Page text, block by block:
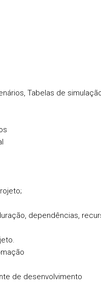
Tabelas de
dependências,
de desenvolvimento